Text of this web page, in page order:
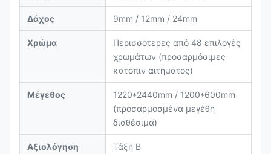
Δάχος 9mm / 12mm / 24mm
Χρώμα
Περισσότερες από 48 επιλογές
χρωμάτων (προσαρμόσιμες
κατόπιν αιτήματος)
Μέγεθος
1220*2440mm / 1200*600mm
(προσαρμοσμένα μεγέθη
διαθέσιμα)
Αξιολόγηση
Τάξη Β